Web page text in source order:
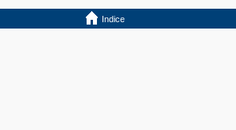
Indice